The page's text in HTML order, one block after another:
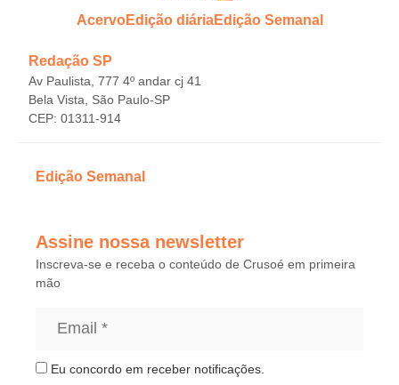
AcervoEdição diáriaEdição Semanal
Redação SP
Av Paulista, 777 4º andar cj 41
Bela Vista, São Paulo-SP
CEP: 01311-914
Edição Semanal
Assine nossa newsletter
Inscreva-se e receba o conteúdo de Crusoé em primeira
mão
Eu concordo em receber notificações.